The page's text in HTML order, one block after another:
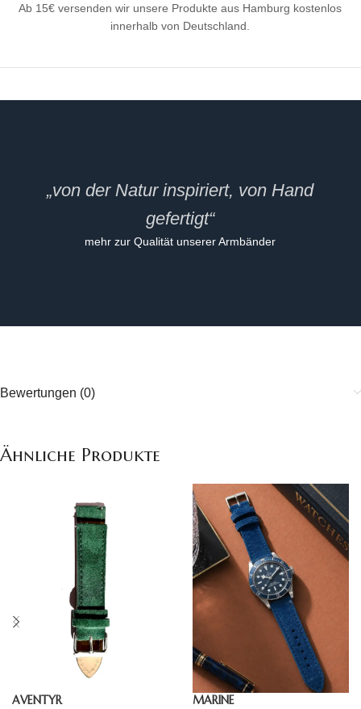
Ab 15€ versenden wir unsere Produkte aus Hamburg kostenlos
innerhalb von Deutschland.
„von der Natur inspiriert, von Hand
gefertigt“
mehr zur Qualität unserer Armbänder
Bewertungen (0)
Ähnliche Produkte
AVENTYR MARINE